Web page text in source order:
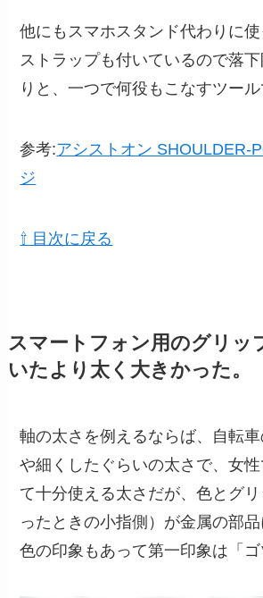
他にもスマホスタンド代わりに
ストラップも付いているので落
りと、一つで何役もこなすツール
参考:アシストオン SHOULDER-
ジ
⇧ 目次に戻る
スマートフォン用のグリッ
いたより太く大きかった。
軸の太さを例えるならば、自転
や細くしたぐらいの太さで、女
て十分使える太さだが、色とグ
ったときの小指側）が金属の部品
色の印象もあって第一印象は「ゴ